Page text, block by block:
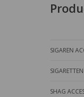
SIGAREN
SHAG